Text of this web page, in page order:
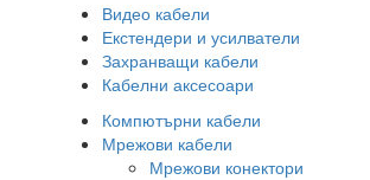
Видео кабели
Екстендери и усилватели
Захранващи кабели
Кабелни аксесоари
Компютърни кабели
Мрежови кабели
Мрежови конектори